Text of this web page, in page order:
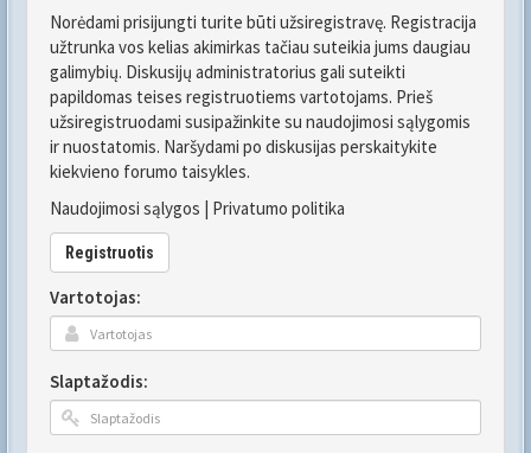
Norėdami prisijungti turite būti užsiregistravę. Registracija
užtrunka vos kelias akimirkas tačiau suteikia jums daugiau
galimybių. Diskusijų administratorius gali suteikti
papildomas teises registruotiems vartotojams. Prieš
užsiregistruodami susipažinkite su naudojimosi sąlygomis
ir nuostatomis. Naršydami po diskusijas perskaitykite
kiekvieno forumo taisykles.
Naudojimosi sąlygos | Privatumo politika
Registruotis
Vartotojas:
Slaptažodis: